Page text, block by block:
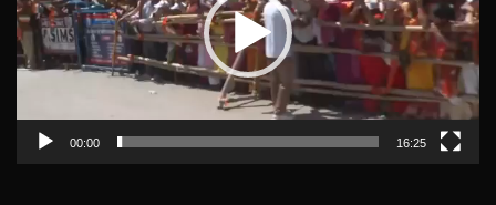
00:00 16:25